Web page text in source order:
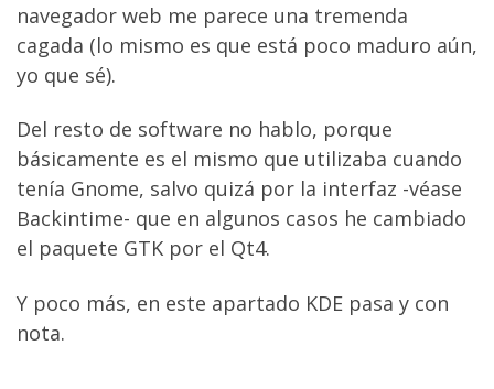
navegador web me parece una tremenda
cagada (lo mismo es que está poco maduro aún,
yo que sé).
Del resto de software no hablo, porque
básicamente es el mismo que utilizaba cuando
tenía Gnome, salvo quizá por la interfaz -véase
Backintime- que en algunos casos he cambiado
el paquete GTK por el Qt4.
Y poco más, en este apartado KDE pasa y con
nota.